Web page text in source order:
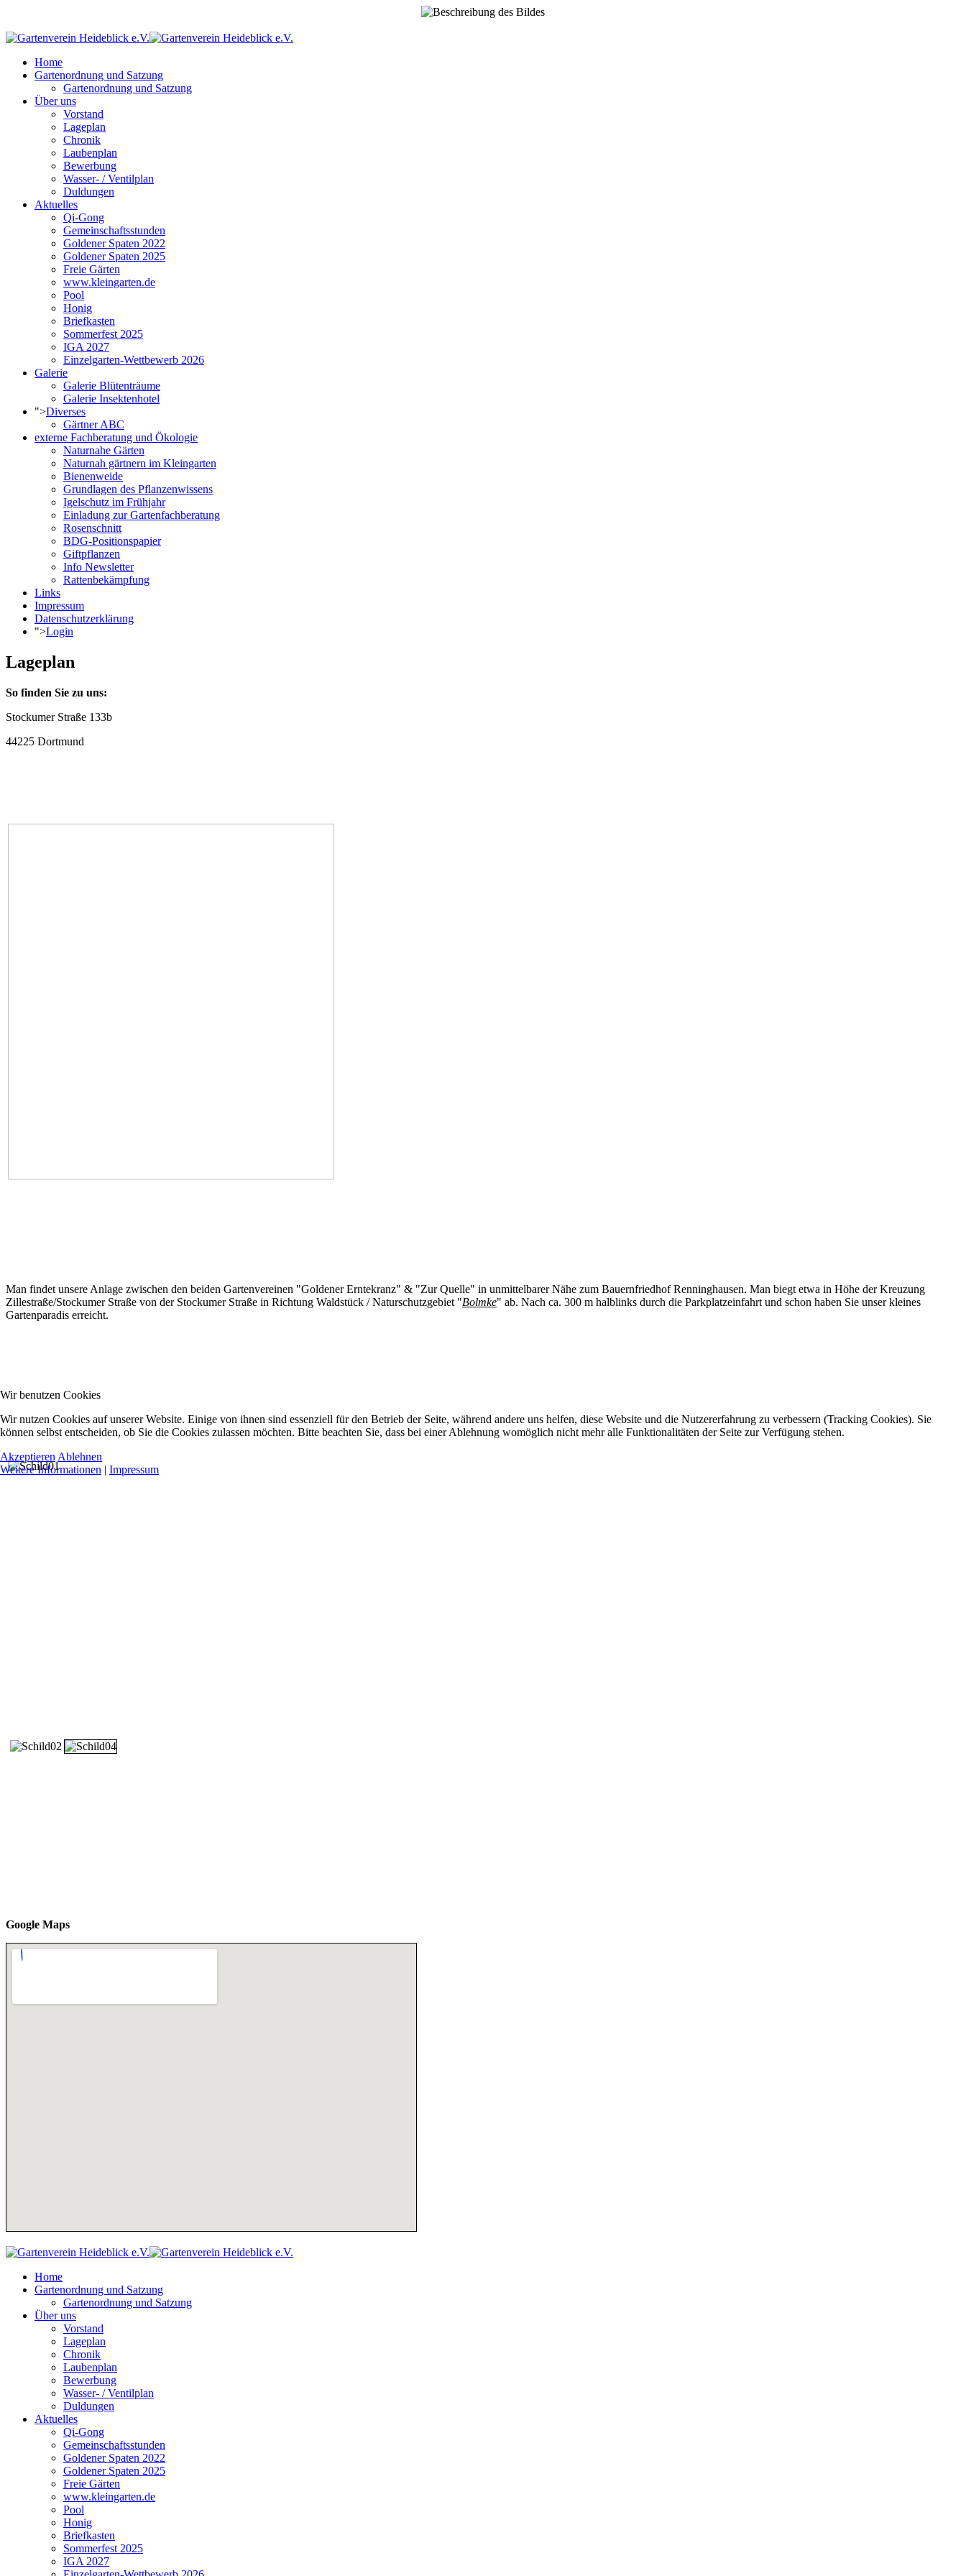
Home
Gartenordnung und Satzung
Gartenordnung und Satzung
Über uns
Vorstand
Lageplan
Chronik
Laubenplan
Bewerbung
Wasser- / Ventilplan
Duldungen
Aktuelles
Qi-Gong
Gemeinschaftsstunden
Goldener Spaten 2022
Goldener Spaten 2025
Freie Gärten
www.kleingarten.de
Pool
Honig
Briefkasten
Sommerfest 2025
IGA 2027
Einzelgarten-Wettbewerb 2026
Galerie
Galerie Blütenträume
Galerie Insektenhotel
">Diverses
Gärtner ABC
externe Fachberatung und Ökologie
Naturnahe Gärten
Naturnah gärtnern im Kleingarten
Bienenweide
Grundlagen des Pflanzenwissens
Igelschutz im Frühjahr
Einladung zur Gartenfachberatung
Rosenschnitt
BDG-Positionspapier
Giftpflanzen
Info Newsletter
Rattenbekämpfung
Links
Impressum
Datenschutzerklärung
">Login
Lageplan
So finden Sie zu uns:
Stockumer Straße 133b
44225 Dortmund
Man findet unsere Anlage zwischen den beiden Gartenvereinen "Goldener Erntekranz" & "Zur Quelle" in unmittelbarer Nähe zum Bauernfriedhof Renninghausen. Man biegt etwa in Höhe der Kreuzung
Zillestraße/Stockumer Straße von der Stockumer Straße in Richtung Waldstück / Naturschutzgebiet "Bolmke" ab. Nach ca. 300 m halblinks durch die Parkplatzeinfahrt und schon haben Sie unser kleines
Gartenparadis erreicht.
Google Maps
Home
Gartenordnung und Satzung
Gartenordnung und Satzung
Über uns
Vorstand
Lageplan
Chronik
Laubenplan
Bewerbung
Wasser- / Ventilplan
Duldungen
Aktuelles
Qi-Gong
Gemeinschaftsstunden
Goldener Spaten 2022
Goldener Spaten 2025
Freie Gärten
www.kleingarten.de
Pool
Honig
Briefkasten
Sommerfest 2025
IGA 2027
Wir benutzen Cookies
Wir nutzen Cookies auf unserer Website. Einige von ihnen sind essenziell für den Betrieb der Seite, während andere uns helfen, diese Website und die Nutzererfahrung zu verbessern (Tracking Cookies). Sie
können selbst entscheiden, ob Sie die Cookies zulassen möchten. Bitte beachten Sie, dass bei einer Ablehnung womöglich nicht mehr alle Funktionalitäten der Seite zur Verfügung stehen.
Akzeptieren Ablehnen
Weitere Informationen | Impressum